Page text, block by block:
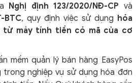
Nghị định 123/2020/NĐ-CP và
BTC, quy định việc sử dụng hóa
máy tính tiền có mã của cơ
mềm quản lý bán hàng EasyPos
trong nghiệp vụ sử dụnghóa đơn